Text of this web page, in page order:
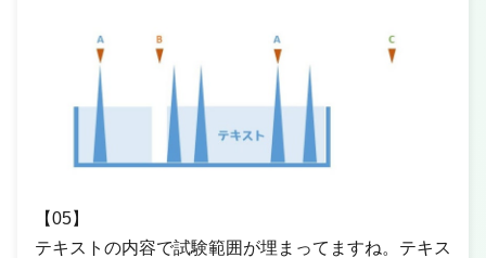
【05】
テキストの内容で試験範囲が埋まってますね。テキス